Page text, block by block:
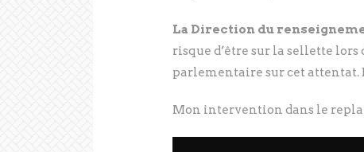
La Direction du
risque d’être sur la sellette
parlementaire sur cet attentat.
Mon intervention dans le